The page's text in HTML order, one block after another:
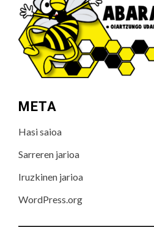
META
Hasi saioa
Sarreren jarioa
Iruzkinen jarioa
WordPress.org